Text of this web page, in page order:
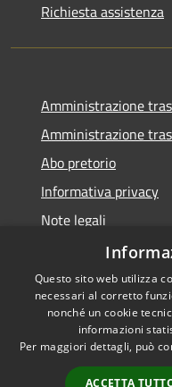
Richiesta assistenza
Amministrazione
Amministrazione
Abo pretorio
Informativa privacy
Note legali
Dichiarazione di
RSS
Accessibilità
Questo sito web utilizza
necessari al corretto
nonché un cookie
informazioni
Per maggiori dettagli, può
ACCETTA